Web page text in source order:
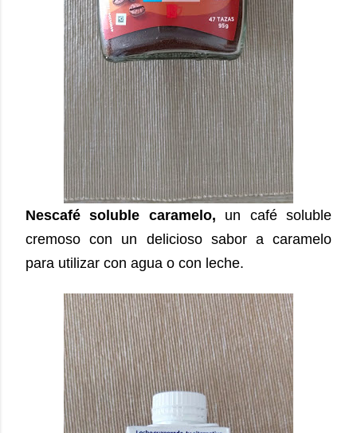
Nescafé soluble caramelo, un café soluble
cremoso con un delicioso sabor a caramelo
para utilizar con agua o con leche.